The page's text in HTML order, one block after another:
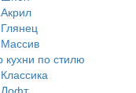
Акрил
Глянец
Массив
кухни по стилю
Классика
Лофт